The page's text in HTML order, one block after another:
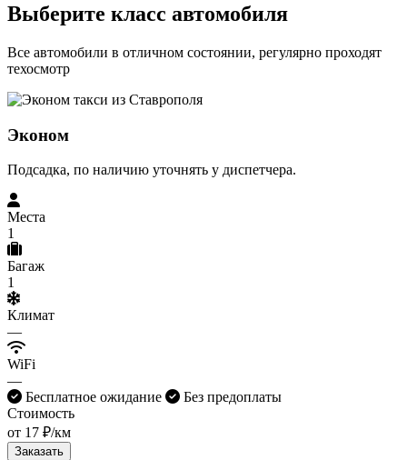
Выберите класс автомобиля
Все автомобили в отличном состоянии, регулярно проходят
техосмотр
Эконом
Подсадка, по наличию уточнять у диспетчера.
Места
1
Багаж
1
Климат
—
WiFi
—
Бесплатное ожидание
Без предоплаты
Стоимость
от 17 ₽/км
Заказать